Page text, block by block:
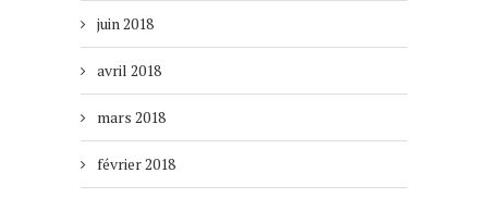
juin 2018
avril 2018
mars 2018
février 2018